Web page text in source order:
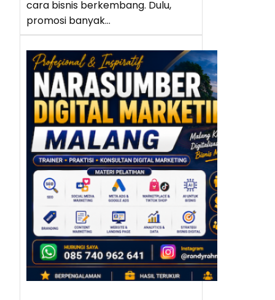
cara bisnis berkembang. Dulu,
promosi banyak…